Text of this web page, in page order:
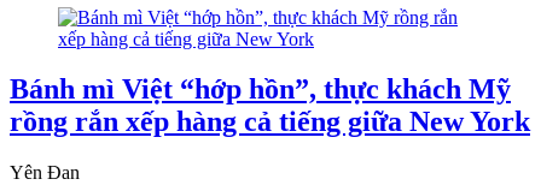
Bánh mì Việt “hớp hồn”, thực khách Mỹ
rồng rắn xếp hàng cả tiếng giữa New York
Yên Đan